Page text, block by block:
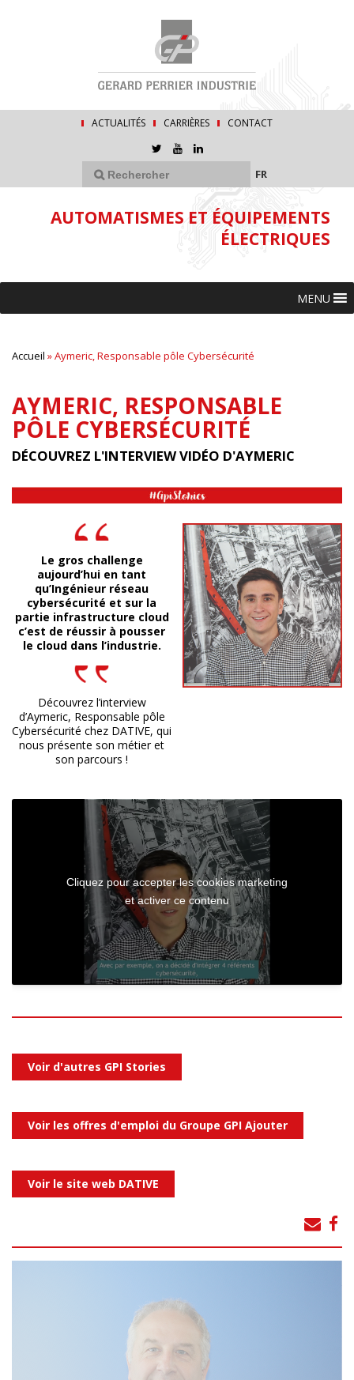
ACTUALITÉS CARRIÈRES CONTACT
FR
AUTOMATISMES ET ÉQUIPEMENTS
ÉLECTRIQUES
MENU
Accueil »Aymeric, Responsable pôle Cybersécurité
AYMERIC, RESPONSABLE
PÔLE CYBERSÉCURITÉ
DÉCOUVREZ L'INTERVIEW VIDÉO D'AYMERIC
Le gros challenge
aujourd’hui en tant
qu’Ingénieur réseau
cybersécurité et sur la
partie infrastructure cloud
c’est de réussir à pousser
le cloud dans l’industrie.
Découvrez l’interview
d’Aymeric, Responsable pôle
Cybersécurité chez DATIVE, qui
nous présente son métier et
son parcours !
Cliquez pour accepter les cookies marketing
et activer ce contenu
Voir d'autres GPI Stories
Voir les offres d'emploi du Groupe GPI Ajouter
Voir le site web DATIVE